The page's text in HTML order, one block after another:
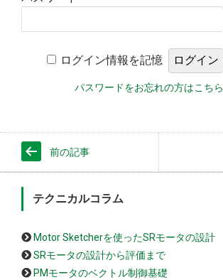
ログイン情報を記憶
パスワードをお忘れの方はこちら
前の記事
テクニカルコラム
Motor Sketcherを使ったSRモータの設計
SRモータの設計から評価まで
PMモータのベクトル制御基礎